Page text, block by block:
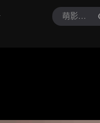
萌影娱乐